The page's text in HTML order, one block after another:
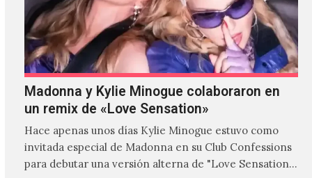
Madonna y Kylie Minogue colaboraron en
un remix de «Love Sensation»
Hace apenas unos días Kylie Minogue estuvo como
invitada especial de Madonna en su Club Confessions
para debutar una versión alterna de "Love Sensation",